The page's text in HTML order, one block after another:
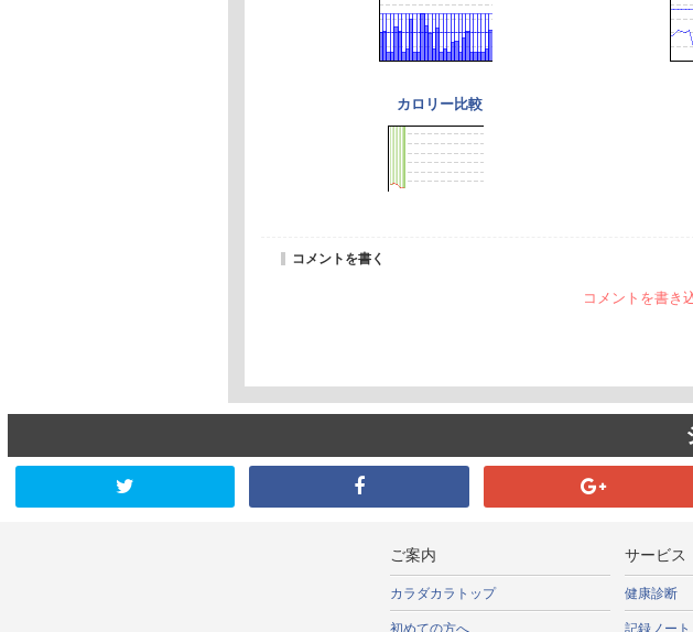
カロリー比較
コメントを書く
コメントを書き
ご案内
カラダカラトップ
初めての方へ
サービス
健康診断
記録ノート